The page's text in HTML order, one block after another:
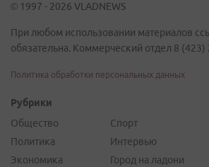
© 1997 - 2026 VLADNEWS
При любом использовании материалов
обязательна. Коммерческий отдел 8 (423)
Политика обработки персональных данных
Рубрики
Общество
Политика
Экономика
Спорт
Интервью
Город на ладони